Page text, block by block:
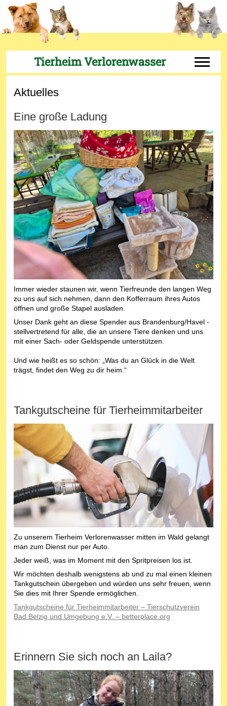
Tierheim Verlorenwasser Off-
Aktuelles
Eine große Ladung
Immer wieder staunen wir, wenn Tierfreunde den langen Weg
zu uns auf sich nehmen, dann den Kofferraum ihres Autos
öffnen und große Stapel ausladen.
Unser Dank geht an diese Spender aus Brandenburg/Havel -
stellvertretend für alle, die an unsere Tiere denken und uns
mit einer Sach- oder Geldspende unterstützen.
Und wie heißt es so schön: „Was du an Glück in die Welt
trägst, findet den Weg zu dir heim.“
Tankgutscheine für Tierheimmitarbeiter
Zu unserem Tierheim Verlorenwasser mitten im Wald gelangt
man zum Dienst nur per Auto.
Jeder weiß, was im Moment mit den Spritpreisen los ist.
Wir möchten deshalb wenigstens ab und zu mal einen kleinen
Tankgutschein übergeben und würden uns sehr freuen, wenn
Sie dies mit Ihrer Spende ermöglichen.
Tankgutscheine für Tierheimmitarbeiter – Tierschutzverein
Bad Belzig und Umgebung e.V. – betterplace.org
Erinnern Sie sich noch an Laila?